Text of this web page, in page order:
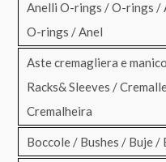
Anelli O-rings / O-rings /
O-rings / Anel
Aste cremagliera e
Racks& Sleeves /
Cremalheira
Boccole / Bushes / Buje /